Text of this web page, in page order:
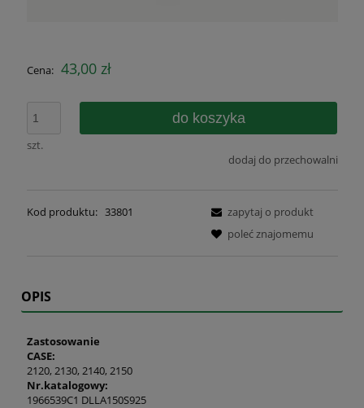
Cena: 43,00 zł
szt.
do koszyka
dodaj do przechowalni
Kod produktu: 33801
zapytaj o produkt
poleć znajomemu
OPIS
Zastosowanie
CASE:
2120, 2130, 2140, 2150
Nr.katalogowy:
1966539C1 DLLA150S925